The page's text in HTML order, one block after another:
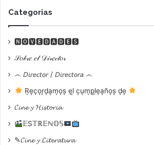
Categorias
🅽🅾🆅🅴🅳🅰🅳🅴🆂
𝒮𝑜𝒷𝓇𝑒 𝑒𝓁 𝒟𝒾𝓇𝑒𝒸𝓉𝑜𝓇
෴ 𝘋𝘪𝘳𝘦𝘤𝘵𝘰𝘳 / 𝘋𝘪𝘳𝘦𝘤𝘵𝘰𝘳𝘢 ෴
R͙e͙c͙o͙r͙d͙a͙m͙o͙s͙ e͙l͙ c͙u͙m͙p͙l͙e͙a͙ño͙s͙ d͙e͙
𝓒𝓲𝓷𝓮 𝔂 𝓗𝓲𝓼𝓽𝓸𝓻𝓲𝓪
𝔼S𝕋ℝ𝔼ℕ𝕆𝕊
✎𝓒𝓲𝓷𝓮 𝔂 𝓛𝓲𝓽𝓮𝓻𝓪𝓽𝓾𝓻𝓪